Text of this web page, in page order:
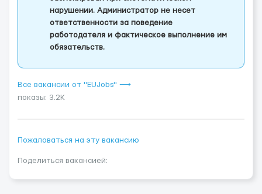
нарушении. Администратор не несет
ответственности за поведение
работодателя и фактическое выполнение им
обязательств.
Все вакансии от "EUJobs" ⟶
показы: 3.2K
Пожаловаться на эту вакансию
Поделиться вакансией: